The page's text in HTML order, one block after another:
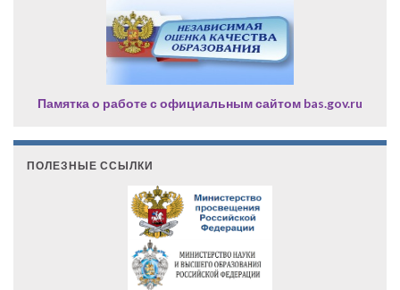
Памятка о работе с официальным сайтом bas.gov.ru
ПОЛЕЗНЫЕ ССЫЛКИ